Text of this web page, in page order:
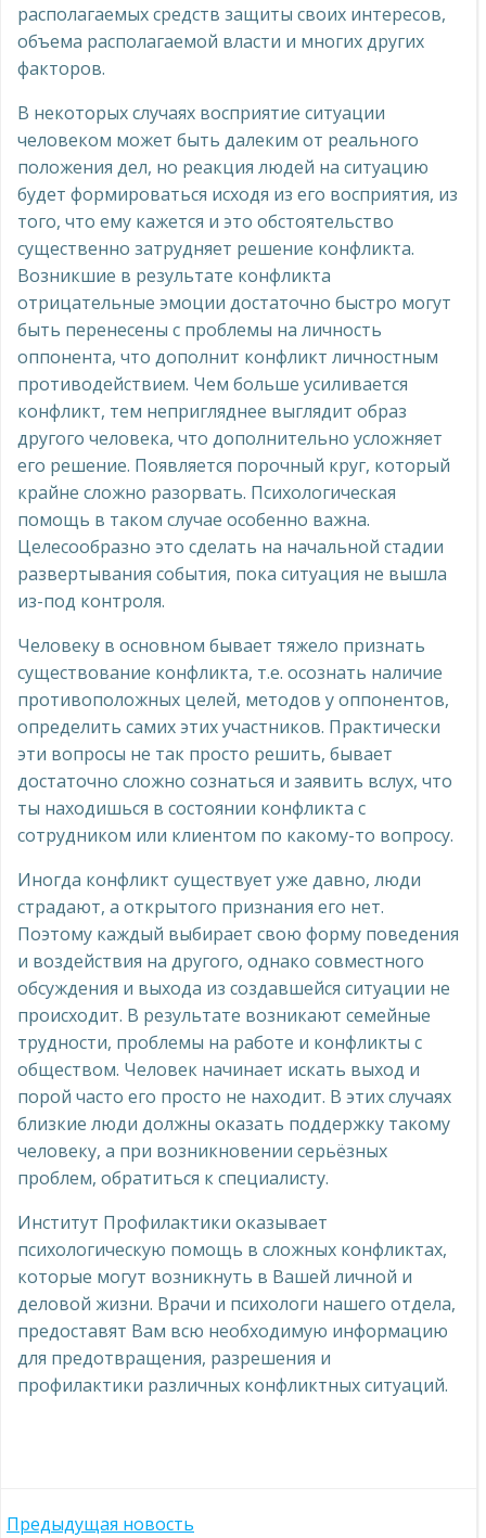
располагаемых средств защиты своих интересов,
объема располагаемой власти и многих других
факторов.
В некоторых случаях восприятие ситуации
человеком может быть далеким от реального
положения дел, но реакция людей на ситуацию
будет формироваться исходя из его восприятия, из
того, что ему кажется и это обстоятельство
существенно затрудняет решение конфликта.
Возникшие в результате конфликта
отрицательные эмоции достаточно быстро могут
быть перенесены с проблемы на личность
оппонента, что дополнит конфликт личностным
противодействием. Чем больше усиливается
конфликт, тем непригляднее выглядит образ
другого человека, что дополнительно усложняет
его решение. Появляется порочный круг, который
крайне сложно разорвать. Психологическая
помощь в таком случае особенно важна.
Целесообразно это сделать на начальной стадии
развертывания события, пока ситуация не вышла
из-под контроля.
Человеку в основном бывает тяжело признать
существование конфликта, т.е. осознать наличие
противоположных целей, методов у оппонентов,
определить самих этих участников. Практически
эти вопросы не так просто решить, бывает
достаточно сложно сознаться и заявить вслух, что
ты находишься в состоянии конфликта с
сотрудником или клиентом по какому-то вопросу.
Иногда конфликт существует уже давно, люди
страдают, а открытого признания его нет.
Поэтому каждый выбирает свою форму поведения
и воздействия на другого, однако совместного
обсуждения и выхода из создавшейся ситуации не
происходит. В результате возникают семейные
трудности, проблемы на работе и конфликты с
обществом. Человек начинает искать выход и
порой часто его просто не находит. В этих случаях
близкие люди должны оказать поддержку такому
человеку, а при возникновении серьёзных
проблем, обратиться к специалисту.
Институт Профилактики оказывает
психологическую помощь в сложных конфликтах,
которые могут возникнуть в Вашей личной и
деловой жизни. Врачи и психологи нашего отдела,
предоставят Вам всю необходимую информацию
для предотвращения, разрешения и
профилактики различных конфликтных ситуаций.
Предыдущая новость